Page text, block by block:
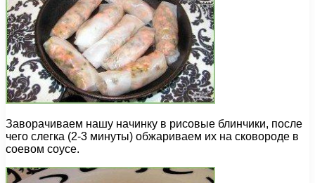
Заворачиваем нашу начинку в рисовые блинчики, после
чего слегка (2-3 минуты) обжариваем их на сковороде в
соевом соусе.